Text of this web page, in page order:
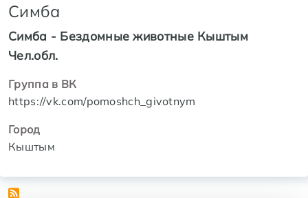
Симба
Симба - Бездомные животные Кыштым
Чел.обл.
Группа в ВК
https://vk.com/pomoshch_givotnym
Город
Кыштым